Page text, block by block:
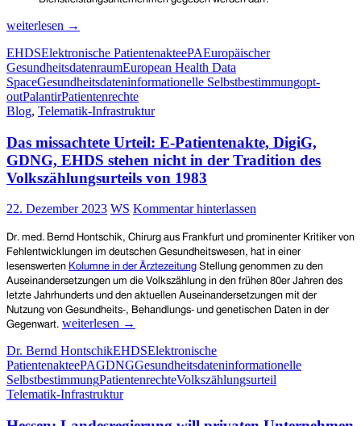
Der
Gesundheitsdatenraum
(EHDS)
muss
das
Vertrauen
Öffentlichkeit
und
die
Rechte
Arbeitnehmer
weiterlesen →
EHDSElektronische PatientenakteePAEuropäischer
GesundheitsdatenraumEuropean Health Data
SpaceGesundheitsdateninformationelle Selbstbestimmungopt-
outPalantirPatientenrechte
Blog, Telematik-Infrastruktur
Das missachtete Urteil: E-Patientenakte, DigiG,
GDNG, EHDS stehen nicht in der Tradition des
Volkszählungsurteils von 1983
22. Dezember 2023 WS Kommentar hinterlassen
Dr. med. Bernd Hontschik, Chirurg aus Frankfurt und prominenter Kritiker von
Fehlentwicklungen im deutschen Gesundheitswesen, hat in einer
lesenswerten Kolumne in der Ärztezeitung Stellung genommen zu den
Auseinandersetzungen um die Volkszählung in den frühen 80er Jahren des
letzte Jahrhunderts und den aktuellen Auseinandersetzungen mit der
Nutzung von Gesundheits-, Behandlungs- und genetischen Daten in der
Gegenwart. Das
Urteil:
E-
Patientenakte,
DigiG,
weiterlesen →
Dr. Bernd HontschikEHDSElektronische
PatientenakteePAGDNGGesundheitsdateninformationelle
SelbstbestimmungPatientenrechteVolkszählungsurteil
Telematik-Infrastruktur